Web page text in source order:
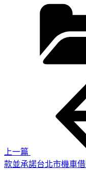
上一篇
款並承諾台北市機車